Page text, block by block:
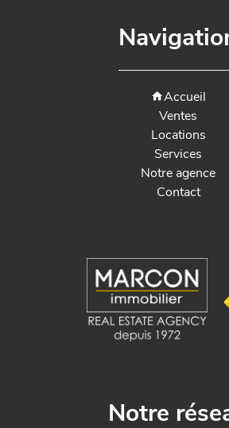
Accueil
Ventes
Locations
Services
Notre agence
Contact
Notre